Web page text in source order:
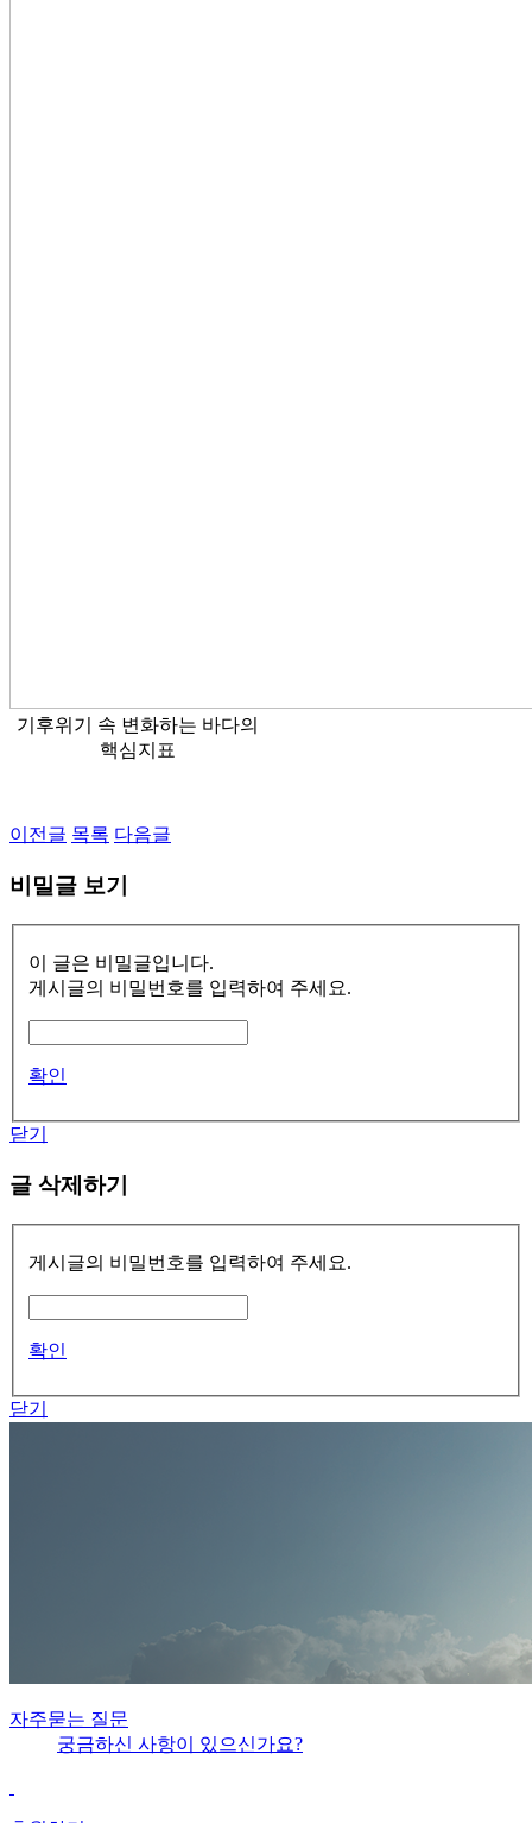
기후위기 속 변화하는 바다의
핵심지표
이전글 목록 다음글
비밀글 보기
이 글은 비밀글입니다.
게시글의 비밀번호를 입력하여 주세요.
확인
닫기
글 삭제하기
게시글의 비밀번호를 입력하여 주세요.
확인
닫기
자주묻는 질문
궁금하신 사항이 있으신가요?